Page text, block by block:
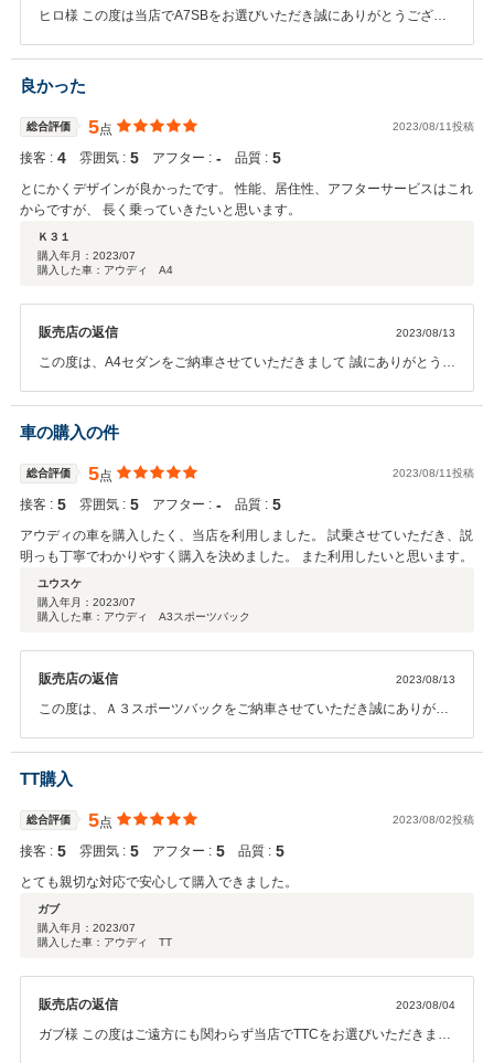
ヒロ様 この度は当店でA7SBをお選びいただき誠にありがとうござい
イルの違うお車となりましたね。 ドライブがお好きだとお伺いしまし
たので新しい相棒で快適なお出かけをお楽しみくださいませ。 また西
しくお願いいたします。
良かった
総合評価 5点 2023/08/11投稿
接客 : 4 雰囲気 : 5 アフター : ‐ 品質 : 5
とにかくデザインが良かったです。 性能、居住性、アフターサービスはこれ
からですが、 長く乗っていきたいと思います。
Ｋ３１
購入年月： 2023/07
購入した車：アウディ A4
販売店の返信 2023/08/13
この度は、A4セダンをご納車させていただきまして 誠にありがとうご
トロの走りの良さを気に入っていただき、嬉しかったです。 今までの
お車と同様にAudiも可愛がってくださいませ。 今後とも宜しくお願い
致します。
車の購入の件
総合評価 5点 2023/08/11投稿
接客 : 5 雰囲気 : 5 アフター : ‐ 品質 : 5
アウディの車を購入したく、当店を利用しました。 試乗させていただき、説
明っも丁寧でわかりやすく購入を決めました。 また利用したいと思います。
ユウスケ
購入年月： 2023/07
購入した車：アウディ A3スポーツバック
販売店の返信 2023/08/13
この度は、Ａ３スポーツバックをご納車させていただき誠にありがと
思います。 お出かけがより楽しくなると思います。たくさんドライブ
してくださいませ。 今後とも宜しくお願い致します。
TT購入
総合評価 5点 2023/08/02投稿
接客 : 5 雰囲気 : 5 アフター : 5 品質 : 5
とても親切な対応で安心して購入できました。
ガブ
購入年月： 2023/07
購入した車：アウディ TT
販売店の返信 2023/08/04
ガブ様 この度はご遠方にも関わらず当店でTTCをお選びいただきまし